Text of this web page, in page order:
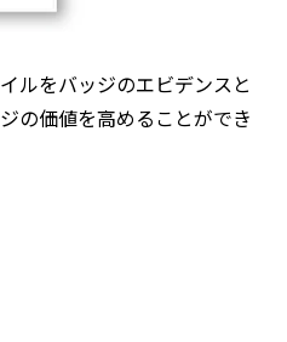
ルをバッジのエビデンスと
の価値を高めることができ